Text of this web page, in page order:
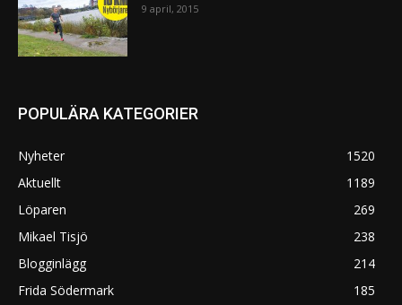
9 april, 2015
POPULÄRA KATEGORIER
Nyheter
1520
Aktuellt
1189
Löparen
269
Mikael Tisjö
238
Blogginlägg
214
Frida Södermark
185